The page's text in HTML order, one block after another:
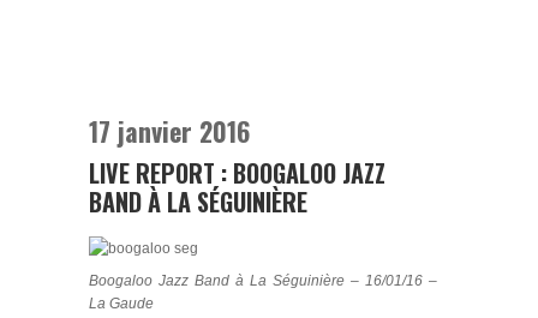
17 janvier 2016
LIVE REPORT : BOOGALOO JAZZ
BAND À LA SÉGUINIÈRE
Boogaloo Jazz Band à La Séguinière – 16/01/16 –
La Gaude